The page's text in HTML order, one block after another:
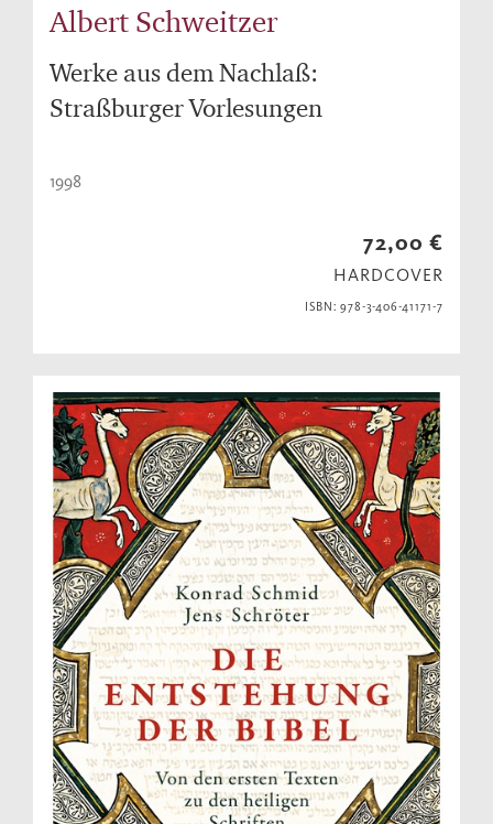
Albert Schweitzer
Werke aus dem Nachlaß:
Straßburger Vorlesungen
1998
72,00 €
HARDCOVER
ISBN: 978-3-406-41171-7